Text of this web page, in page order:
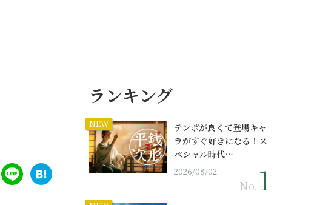
ランキング
NEW
テンポが良くて登場キャ
ラがすぐ好きになる！ス
ペシャル時代…
2026/08/02
No.